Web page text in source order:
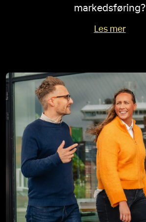
markedsføring?
Les mer